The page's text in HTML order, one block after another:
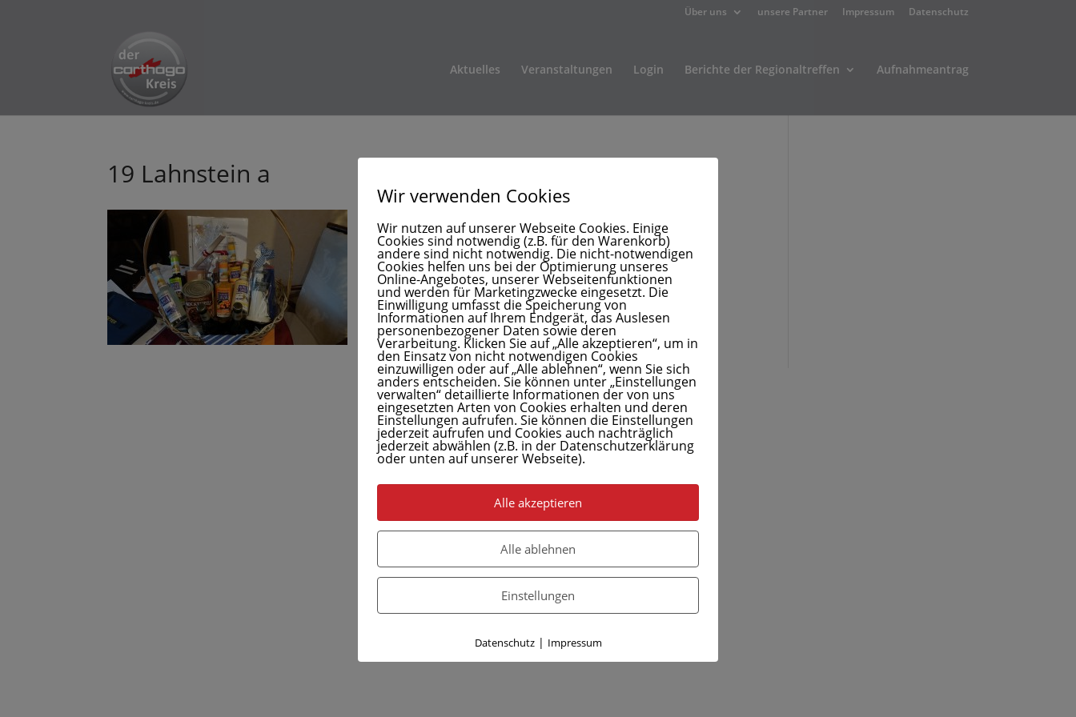
Über uns unsere Partner Impressum Datenschutz
Aktuelles Veranstaltungen Login Berichte der Regionaltreffen Aufnahmeantrag
19 Lahnstein a
Wir verwenden Cookies
Wir nutzen auf unserer Webseite Cookies. Einige
Cookies sind notwendig (z.B. für den Warenkorb)
andere sind nicht notwendig. Die nicht-notwendigen
Cookies helfen uns bei der Optimierung unseres
Online-Angebotes, unserer Webseitenfunktionen
und werden für Marketingzwecke eingesetzt. Die
Einwilligung umfasst die Speicherung von
Informationen auf Ihrem Endgerät, das Auslesen
personenbezogener Daten sowie deren
Verarbeitung. Klicken Sie auf „Alle akzeptieren“, um in
den Einsatz von nicht notwendigen Cookies
einzuwilligen oder auf „Alle ablehnen“, wenn Sie sich
anders entscheiden. Sie können unter „Einstellungen
verwalten“ detaillierte Informationen der von uns
eingesetzten Arten von Cookies erhalten und deren
Einstellungen aufrufen. Sie können die Einstellungen
jederzeit aufrufen und Cookies auch nachträglich
jederzeit abwählen (z.B. in der Datenschutzerklärung
oder unten auf unserer Webseite).
Alle akzeptieren
Alle ablehnen
Einstellungen
Datenschutz| Impressum